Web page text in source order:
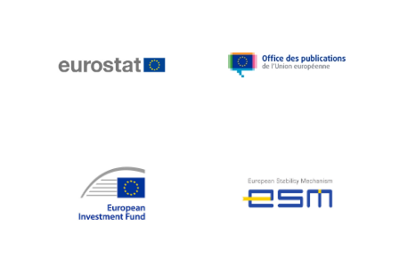
Katharien L.C. Hunt
Klaus-Heiner Lehne
Koen LENAERTS
Lars Heikensten